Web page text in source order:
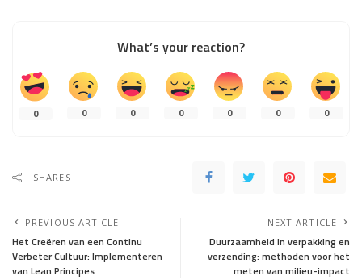
What’s your reaction?
0 0 0 0 0 0 0
SHARES
PREVIOUS ARTICLE
Het Creëren van een Continu
Verbeter Cultuur: Implementeren
van Lean Principes
NEXT ARTICLE
Duurzaamheid in verpakking en
verzending: methoden voor het
meten van milieu-impact